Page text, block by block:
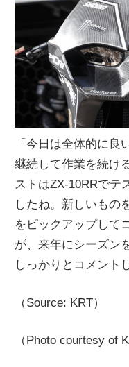
「今日は全体的に
継続して作業を続け
ストはZX-10RRでテ
したね。新しいもの
をピックアップして
が、来年にシーズン
しっかりとコメント
（Source: KRT）
（Photo courtesy of